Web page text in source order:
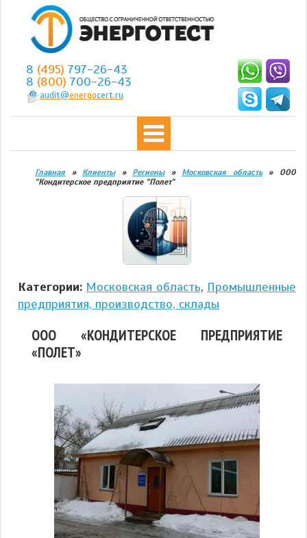
8 (495) 797-26-43
8 (800) 700-26-43
audit@energocert.ru
Главная » Клиенты» Регионы» Московская область» ООО
"Кондитерское предприятие "Полет"
Категории: Московская область, Промышленные
предприятия, производство, склады
ООО «КОНДИТЕРСКОЕ ПРЕДПРИЯТИЕ
«ПОЛЕТ»